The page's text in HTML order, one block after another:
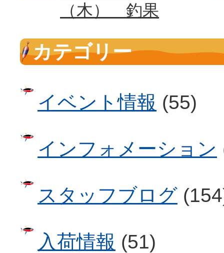
（木） 釣果
カテゴリー
イベント情報 (55)
インフォメーション
スタッフブログ
入荷情報 (51)